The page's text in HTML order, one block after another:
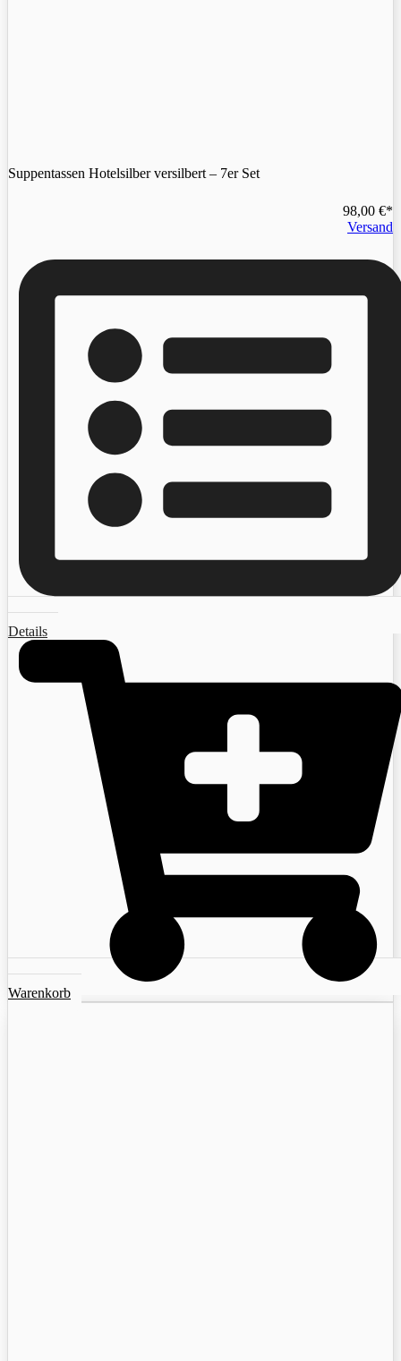
Suppentassen Hotelsilber versilbert – 7er Set
98,00 €
Versand
Details
Warenkorb